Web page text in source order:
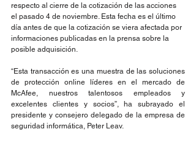
respecto al cierre de la cotización de las acciones
el pasado 4 de noviembre. Esta fecha es el último
día antes de que la cotización se viera afectada por
informaciones publicadas en la prensa sobre la
posible adquisición.
“Esta transacción es una muestra de las soluciones
de protección online líderes en el mercado de
McAfee, nuestros talentosos empleados y
excelentes clientes y socios”, ha subrayado el
presidente y consejero delegado de la empresa de
seguridad informática, Peter Leav.